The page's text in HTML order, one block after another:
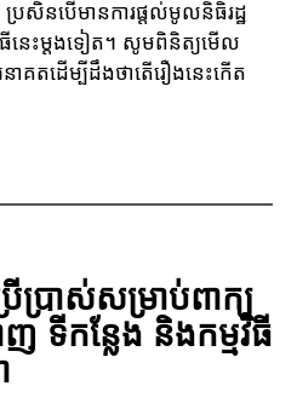
សិនបើមានការផ្តល់មូលនិធិរដ្ឋ
ធីនេះម្តងទៀត។ សូមពិនិត្យមើល
តដើម្បីដឹងថាតើរឿងនេះកើត
ប្រាស់សម្រាប់ពាក្យ
ទីកន្លែង និងកម្មវិធី